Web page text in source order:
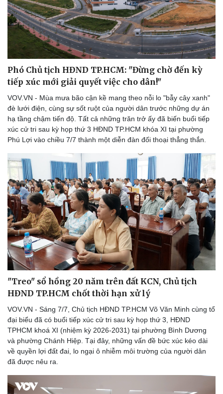
Phó Chủ tịch HĐND TP.HCM: "Đừng chờ đến kỳ
tiếp xúc mới giải quyết việc cho dân!"
VOV.VN - Mùa mưa bão cận kề mang theo nỗi lo "bẫy cây xanh"
đè lưới điện, cùng sự sốt ruột của người dân trước những dự án
hạ tầng chậm tiến độ. Tất cả những trăn trở ấy đã biến buổi tiếp
xúc cử tri sau kỳ họp thứ 3 HĐND TP.HCM khóa XI tại phường
Phú Lợi vào chiều 7/7 thành một diễn đàn đối thoại thẳng thắn.
"Treo" sổ hồng 20 năm trên đất KCN, Chủ tịch
HĐND TP.HCM chốt thời hạn xử lý
VOV.VN - Sáng 7/7, Chủ tịch HĐND TP.HCM Võ Văn Minh cùng tổ
đại biểu đã có buổi tiếp xúc cử tri sau kỳ họp thứ 3, HĐND
TPHCM khoá XI (nhiệm kỳ 2026-2031) tại phường Bình Dương
và phường Chánh Hiệp. Tại đây, những vấn đề bức xúc kéo dài
về quyền lợi đất đai, lo ngại ô nhiễm môi trường của người dân
đã được nêu ra.